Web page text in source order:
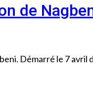
de
Démarré le 7